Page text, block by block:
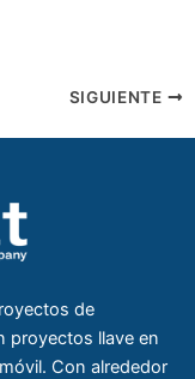
SIGUIENTE
de
proyectos llave en
Con alrededor